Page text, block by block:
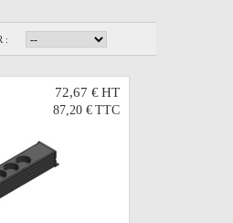
:
72,67 €HT
87,20 € TTC